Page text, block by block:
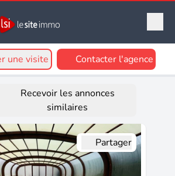
une visite Contacter l'agence
Recevoir les annonces
similaires
Partager